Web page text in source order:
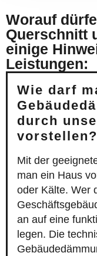
Worauf
Querschnitt
einige
Leistungen:
Wie darf
durch
vorstellen?
Mit der
man ein Haus
oder Kälte. Wer
an auf eine
legen. Die